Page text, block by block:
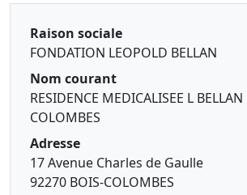
Raison sociale
FONDATION LEOPOLD BELLAN
Nom courant
RESIDENCE MEDICALISEE L
COLOMBES
Adresse
17 Avenue Charles de Gaulle
92270 BOIS-COLOMBES